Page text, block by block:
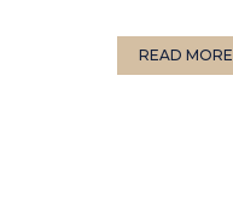
READ MORE